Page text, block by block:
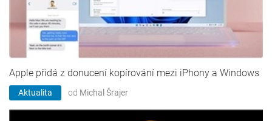
Apple přidá z donucení kopírování mezi iPhony a Windows
Aktualita od Michal Šrajer